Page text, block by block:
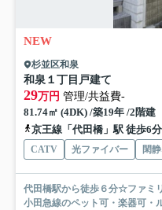
NEW
杉並区和泉
和泉１丁目戸建て
29万円 管理/共益費-
81.74㎡ (4DK) /築19年 /2階建
京王線「代田橋」駅 徒歩6分
CATV 光ファイバー 閑
代田橋駅から徒歩６分☆ファミ
小田急線のペット可・楽器可・